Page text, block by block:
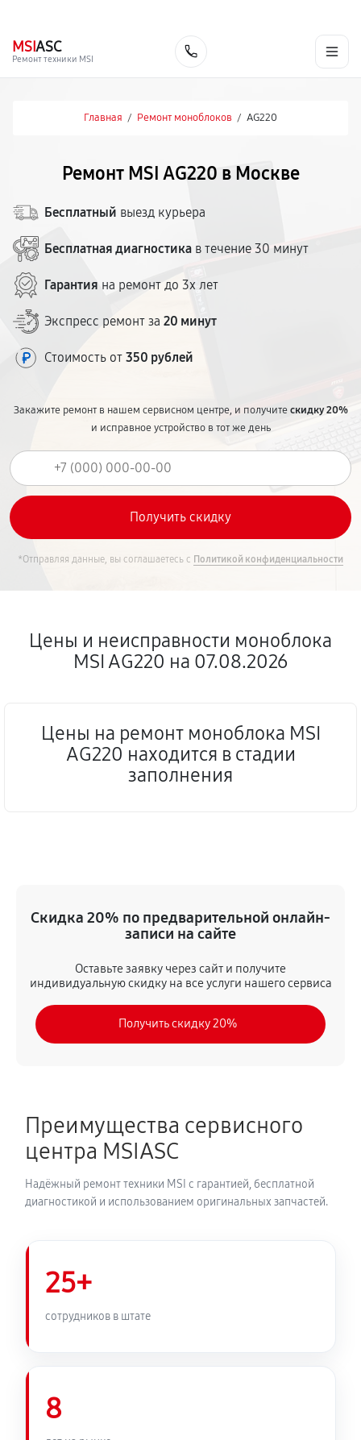
MSIASC
Ремонт техники MSI
Главная / Ремонт моноблоков / AG220
Ремонт MSI AG220 в Москве
Бесплатный выезд курьера
Бесплатная диагностика в течение 30 минут
Гарантия на ремонт до 3х лет
Экспресс ремонт за 20 минут
Стоимость от 350 рублей
Закажите ремонт в нашем сервисном центре, и получитескидку 20%
и исправное устройство в тот же день
*Отправляя данные, вы соглашаетесь с Политикой конфиденциальности
Цены и неисправности моноблока
MSI AG220 на 07.08.2026
Цены на ремонт моноблока MSI
AG220 находится в стадии
заполнения
Скидка 20% по предварительной онлайн-
записи на сайте
Оставьте заявку через сайт и получите
индивидуальную скидку на все услуги нашего сервиса
Получить скидку 20%
Преимущества сервисного
центра MSIASC
Надёжный ремонт техники MSI с гарантией, бесплатной
диагностикой и использованием оригинальных запчастей.
25+
сотрудников в штате
8